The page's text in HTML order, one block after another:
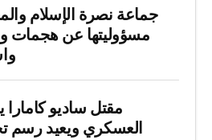
جماعة نصرة الإسلام
مسؤوليتها عن هجمات
مقتل ساديو
العسكري ويعيد رسم